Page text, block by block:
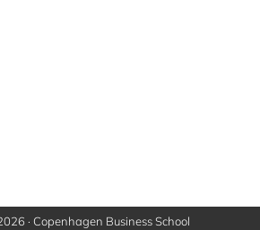
· Copenhagen Business School